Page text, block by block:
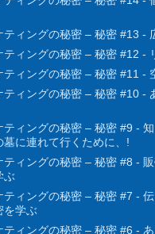
ティングの秘密 – 秘密 #13 -
ティングの秘密 – 秘密 #12 -
ティングの秘密 – 秘密 #11 -
ティングの秘密 – 秘密 #10 -
ティングの秘密 – 秘密 #9 -
に連れて行くために、!
ティングの秘密 – 秘密 #8 -
ぶ
ティングの秘密 – 秘密 #7 -
を学ぶ
ティングの秘密 – 秘密 #6 -